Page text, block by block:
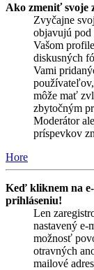
Ako zmeniť svoje
Zvyčajne
objavujú pod
Vašom
diskusných
Vami
môže mať
zbytočným
Moderátor
príspevkov
Hore
Keď kliknem na
prihláseniu!
Len
nastavený
možnosť
otravných
mailové